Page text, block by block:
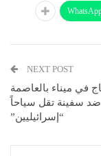
NEXT POST
في ميناء بالعاصمة
ضد سفينة تقل سياحاً
“إسرائيليين”